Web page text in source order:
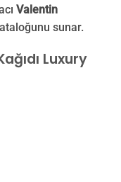
Valentin
sunar.
Luxury